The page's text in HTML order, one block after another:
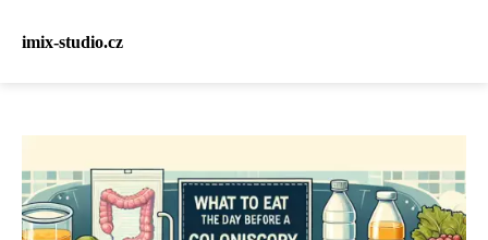
imix-studio.cz